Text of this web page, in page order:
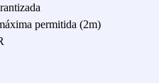
de interés bajo sus pies: Gran
Real, Sol, etc. Sin embargo,
una zona donde aparcar para ir
está al lado del Teatro Lope
si quieres ir a ver otro musical
permitida (2m)